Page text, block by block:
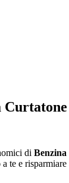
Curtatone
di Benzina
te e risparmiare